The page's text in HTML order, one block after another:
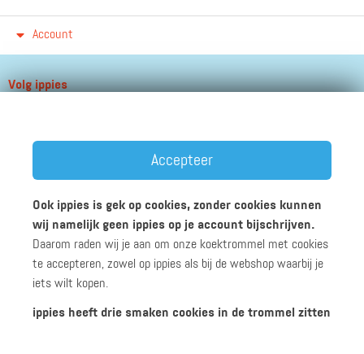
Account
Volg ippies
Werken bij ippies Zakelijk
Algemene voorwaarden
Privacyverklaring
© 2026 ippies B.V.
Accepteer
Ook ippies is gek op cookies, zonder cookies kunnen
wij namelijk geen ippies op je account bijschrijven.
Daarom raden wij je aan om onze koektrommel met cookies
te accepteren, zowel op ippies als bij de webshop waarbij je
iets wilt kopen.
ippies heeft drie smaken cookies in de trommel zitten